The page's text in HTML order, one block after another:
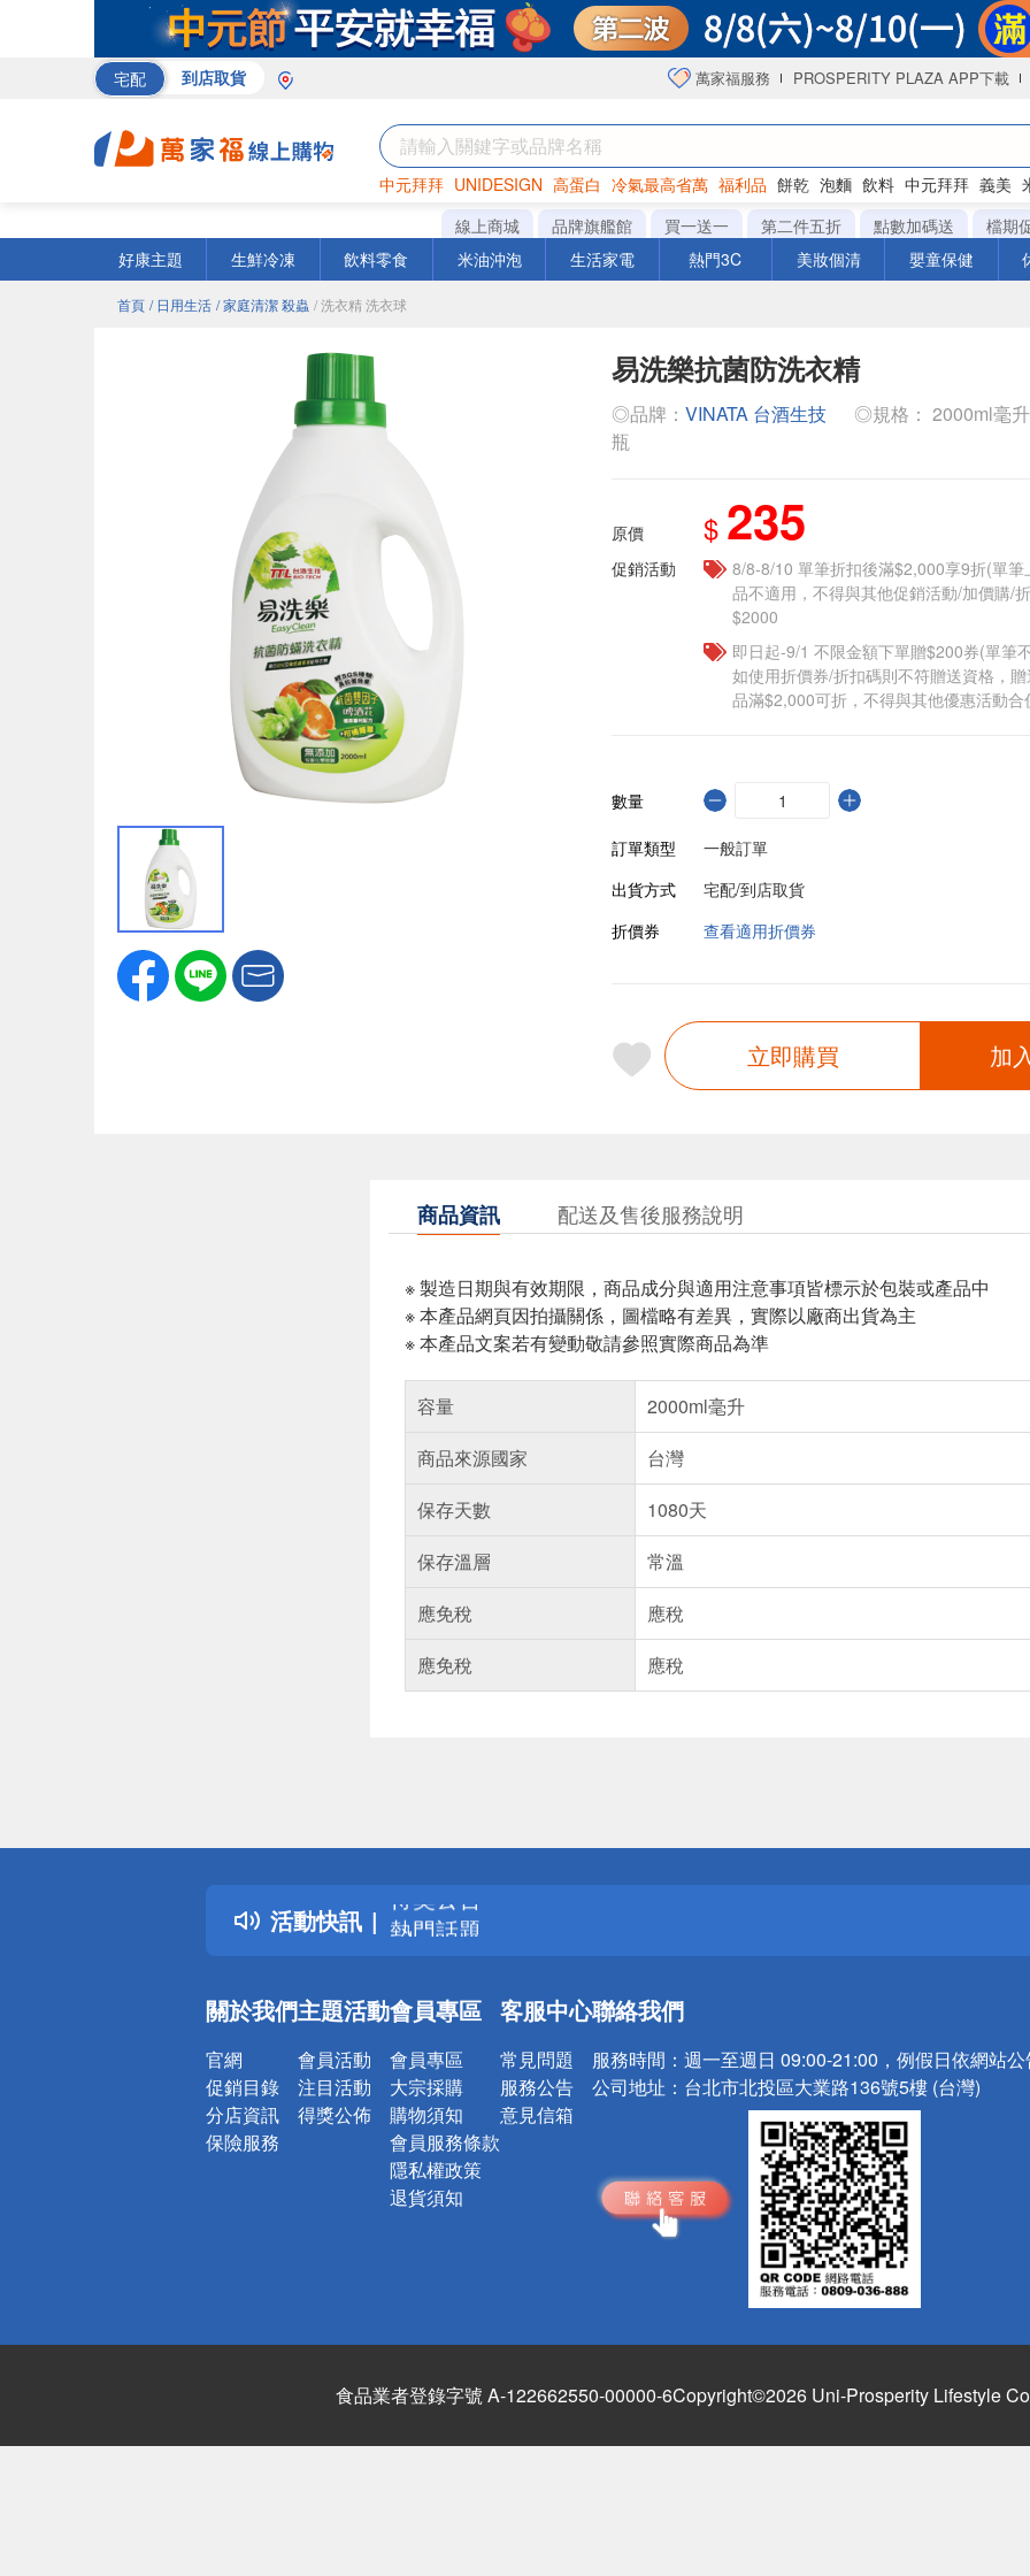
宅配 到店取貨 萬家福服務 PROSPERITY PLAZA APP下載
中元拜拜 UNIDESIGN 高蛋白 冷氣最高省萬 福利品 餅乾 泡麵 飲料 中元拜拜 義美
罐頭 咖啡 海苔
線上商城 品牌旗艦館 買一送一 第二件五折 點數加碼送
檔期
好康主題
生鮮冷凍 飲料零食 米油沖泡 生活家電 熱門3C 美妝個清 嬰童保健
首頁 / 日用生活 / 家庭清潔 殺蟲 / 洗衣精 洗衣球
易洗樂抗菌防洗衣精
◎品牌： VINATA 台酒生技
◎規格： 2000ml毫
瓶
原價 $ 235
促銷活動
8/8-8/10 單筆折扣後滿$2,000享9折(單
品不適用，不得與其他促銷活動/加價購/
$2000
即日起-9/1 不限金額下單贈$200券(單筆
如使用折價券/折扣碼則不符贈送資格，
品滿$2,000可折，不得與其他優惠活動合
數量
訂單類型
一般訂單
出貨方式
宅配/到店取貨
折價券
查看適用折價券
立即購買 加
商品資訊 配送及售後服務說明
※ 製造日期與有效期限，商品成分與適用注意事項皆標示於包裝或產品中
※ 本產品網頁因拍攝關係，圖檔略有差異，實際以廠商出貨為主
※ 本產品文案若有變動敬請參照實際商品為準
容量
2000ml毫升
商品來源國家
台灣
保存天數
1080天
保存溫層
常溫
應免稅
應稅
應免稅
應稅
活動快訊
詐騙網頁！請小心！
得獎公告
熱門話題
銀行優惠
詐騙網頁！請小心！
關於我們
官網
促銷目錄
分店資訊
保險服務
主題活動
會員活動
注目活動
得獎公佈
會員專區
會員專區
大宗採購
購物須知
會員服務條款
隱私權政策
退貨須知
客服中心
常見問題
服務公告
意見信箱
聯絡我們
服務時間： 週一至週日 09:00-21:00，例假日依網站
公司地址： 台北市北投區大業路136號5樓 (台灣)
食品業者登錄字號 A-122662550-00000-6Copyright©2026 Uni-Prosperity Lifestyle